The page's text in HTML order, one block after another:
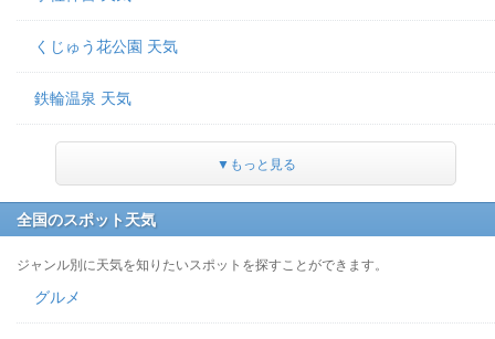
くじゅう花公園 天気
鉄輪温泉 天気
▼もっと見る
全国のスポット天気
ジャンル別に天気を知りたいスポットを探すことができます。
グルメ